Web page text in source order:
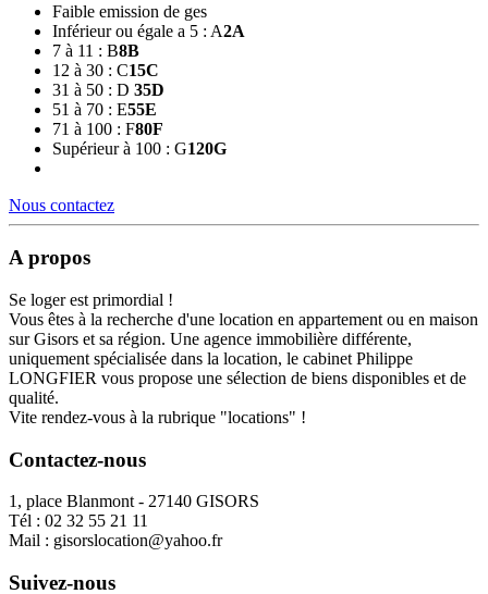
Faible emission de ges
Inférieur ou égale a 5 : A2A
7 à 11 : B8B
12 à 30 : C15C
31 à 50 : D 35D
51 à 70 : E55E
71 à 100 : F80F
Supérieur à 100 : G120G
Nous contactez
A propos
Se loger est primordial !
Vous êtes à la recherche d'une location en appartement ou en maison
sur Gisors et sa région. Une agence immobilière différente,
uniquement spécialisée dans la location, le cabinet Philippe
LONGFIER vous propose une sélection de biens disponibles et de
qualité.
Vite rendez-vous à la rubrique "locations" !
Contactez-nous
1, place Blanmont - 27140 GISORS
Tél : 02 32 55 21 11
Mail : gisorslocation@yahoo.fr
Suivez-nous